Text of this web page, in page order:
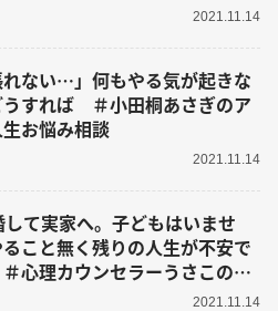
相談
2021.11.14
れない…」何もやる気が起きな
うすれば ＃小田桐あさぎのア
お悩み相談
2021.11.14
て実家へ。子どもはいませ
こと無く残りの人生が不安で
心理カウンセラーうさこの心
え方
2021.11.14